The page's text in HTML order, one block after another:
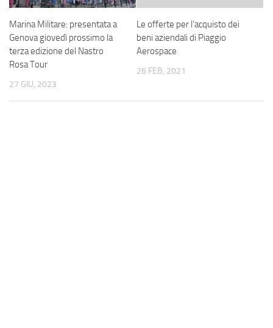
Marina Militare: presentata a
Genova giovedì prossimo la
terza edizione del Nastro
Rosa Tour
27 GIU, 2023
Le offerte per l’acquisto dei
beni aziendali di Piaggio
Aerospace
26 FEB, 2021